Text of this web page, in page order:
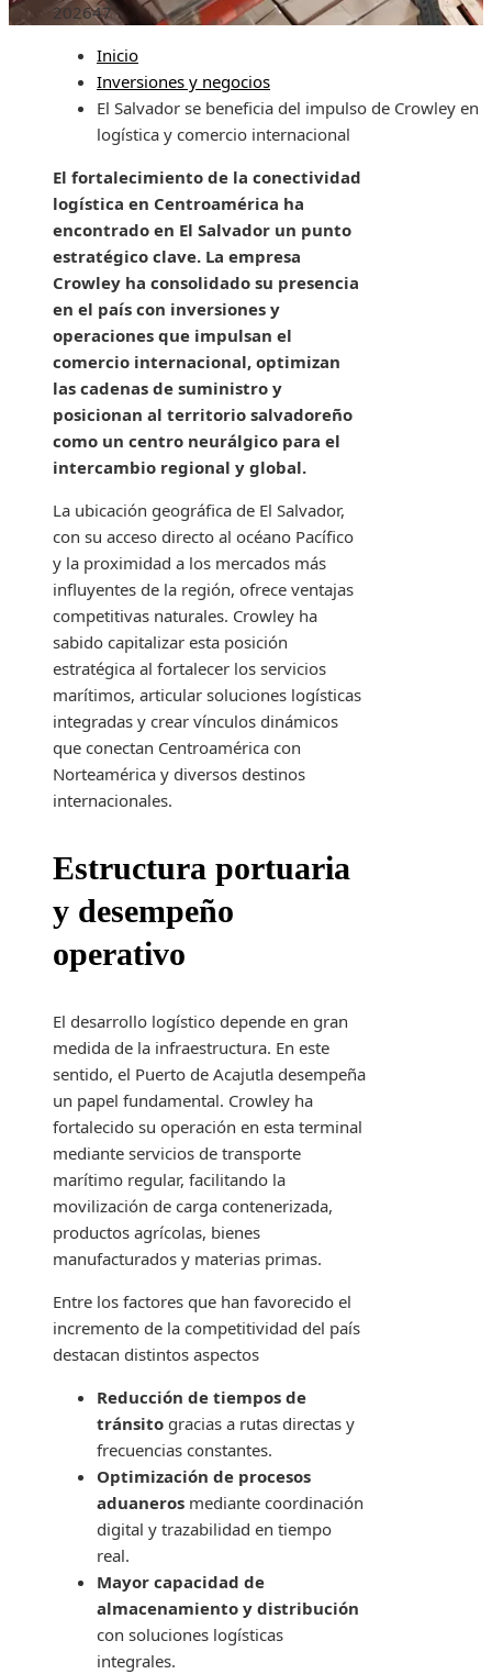
202647
Inicio
Inversiones y negocios
El Salvador se beneficia del impulso de Crowley en
logística y comercio internacional
El fortalecimiento de la conectividad
logística en Centroamérica ha
encontrado en El Salvador un punto
estratégico clave. La empresa
Crowley ha consolidado su presencia
en el país con inversiones y
operaciones que impulsan el
comercio internacional, optimizan
las cadenas de suministro y
posicionan al territorio salvadoreño
como un centro neurálgico para el
intercambio regional y global.
La ubicación geográfica de El Salvador,
con su acceso directo al océano Pacífico
y la proximidad a los mercados más
influyentes de la región, ofrece ventajas
competitivas naturales. Crowley ha
sabido capitalizar esta posición
estratégica al fortalecer los servicios
marítimos, articular soluciones logísticas
integradas y crear vínculos dinámicos
que conectan Centroamérica con
Norteamérica y diversos destinos
internacionales.
Estructura portuaria
y desempeño
operativo
El desarrollo logístico depende en gran
medida de la infraestructura. En este
sentido, el Puerto de Acajutla desempeña
un papel fundamental. Crowley ha
fortalecido su operación en esta terminal
mediante servicios de transporte
marítimo regular, facilitando la
movilización de carga contenerizada,
productos agrícolas, bienes
manufacturados y materias primas.
Entre los factores que han favorecido el
incremento de la competitividad del país
destacan distintos aspectos
Reducción de tiempos de
tránsito gracias a rutas directas y
frecuencias constantes.
Optimización de procesos
aduaneros mediante coordinación
digital y trazabilidad en tiempo
real.
Mayor capacidad de
almacenamiento y distribución
con soluciones logísticas
integrales.